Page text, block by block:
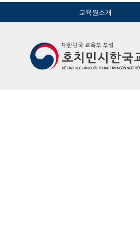
교육원소개